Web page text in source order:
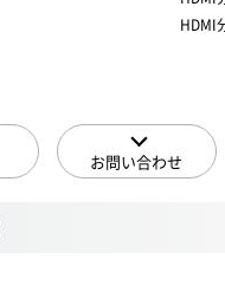
HDMI
お問い合わせ